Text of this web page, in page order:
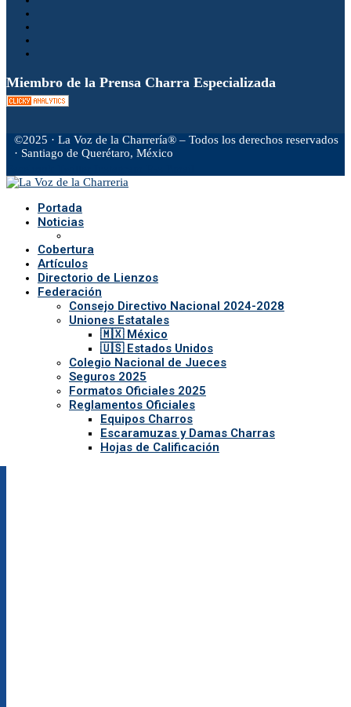
Miembro de la Prensa Charra Especializada
©2025 · La Voz de la Charrería® – Todos los derechos reservados
· Santiago de Querétaro, México
Portada
Noticias
Cobertura
Artículos
Directorio de Lienzos
Federación
Consejo Directivo Nacional 2024-2028
Uniones Estatales
🇲🇽 México
🇺🇸 Estados Unidos
Colegio Nacional de Jueces
Seguros 2025
Formatos Oficiales 2025
Reglamentos Oficiales
Equipos Charros
Escaramuzas y Damas Charras
Hojas de Calificación